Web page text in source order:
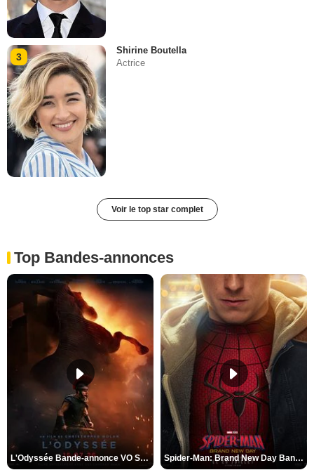
3
Shirine Boutella
Actrice
Voir le top star complet
Top Bandes-annonces
L'Odyssée Bande-annonce VO STFR Spider-Man: Brand New Day Bande-annonce VO STFR